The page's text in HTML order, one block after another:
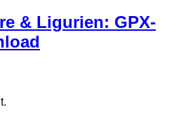
& Ligurien: GPX-